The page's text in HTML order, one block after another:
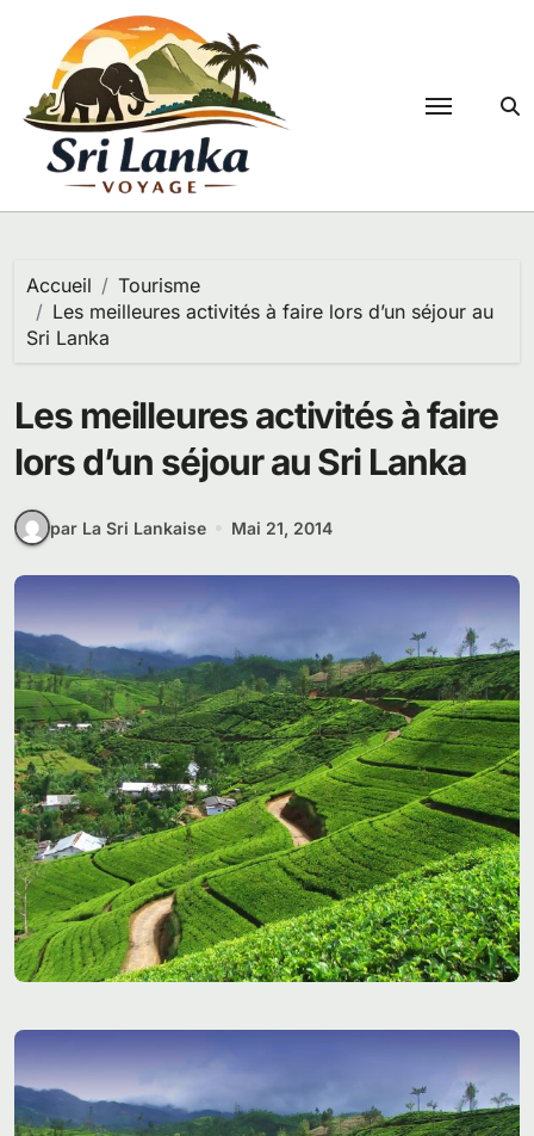
contenu
Accueil
Tourisme
Les meilleures activités à faire lors d’un séjour au
Sri Lanka
Les meilleures activités à faire
lors d’un séjour au Sri Lanka
par La Sri Lankaise Mai 21, 2014